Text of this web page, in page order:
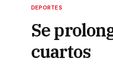
DEPORTES
Se
cuartos